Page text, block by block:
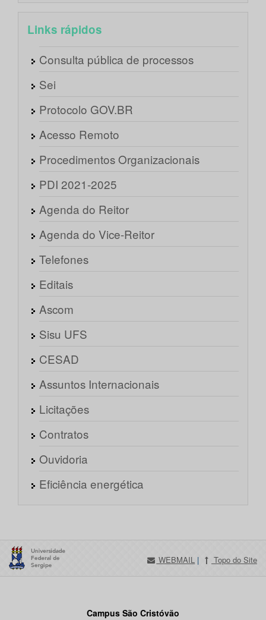
Links rápidos
Consulta pública de processos
Sei
Protocolo GOV.BR
Acesso Remoto
Procedimentos Organizacionais
PDI 2021-2025
Agenda do Reitor
Agenda do Vice-Reitor
Telefones
Editais
Ascom
Sisu UFS
CESAD
Assuntos Internacionais
Licitações
Contratos
Ouvidoria
Eficiência energética
WEBMAIL | Topo do Site
Campus São Cristóvão